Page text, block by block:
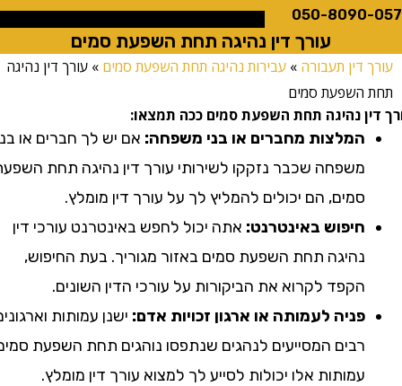
050-
עורך דין נהיגה תחת השפעת סמים
דין תעבורה»עבירות נהיגה תחת השפעת סמים »עורך דין נהיגה
השפעת סמים
נהיגה תחת השפעת סמים ככה תמצאו:
המלצות מחברים או בני משפחה:אם יש לך חברים או בני
משפחה שכבר נזקקו לשירותי עורך דין נהיגה תחת השפעת
סמים, הם יכולים להמליץ לך על עורך דין מומלץ.
חיפוש באינטרנט:אתה יכול לחפש באינטרנט עורכי דין
נהיגה תחת השפעת סמים באזור מגוריך. בעת החיפוש,
הקפד לקרוא את הביקורות על עורכי הדין השונים.
פניה לעמותה או ארגון זכויות אדם:ישנן עמותות וארגונים
רבים המסייעים לנהגים שנתפסו נוהגים תחת השפעת סמים.
עמותות אלו יכולות לסייע לך למצוא עורך דין מומלץ.